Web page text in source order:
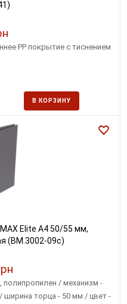
PP покрытие с тиснением
В КОРЗИНУ
Elite А4 50/55 мм,
(BM.3002-09c)
полипропилен / механизм -
торца - 50 мм / цвет -